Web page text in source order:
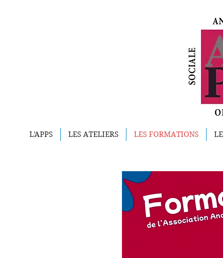
L'APPS LES ATELIERS LES FORMATIONS